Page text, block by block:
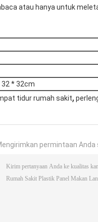
atau hanya untuk
* 32cm
tidur rumah sakit,
permintaan